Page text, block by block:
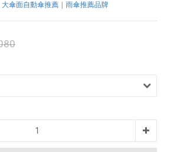
大傘面自動傘推薦 雨傘推薦品牌